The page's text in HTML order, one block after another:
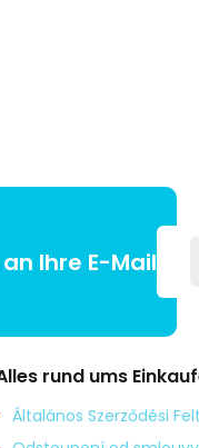
Ihre E-Mail
rund ums
Általános Szerződési